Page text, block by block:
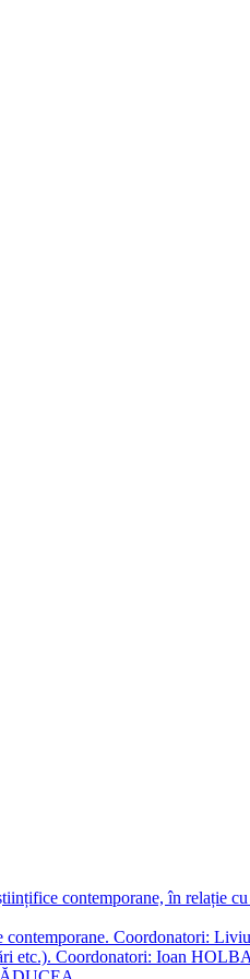
contemporane, în relație
contemporane. Coordonatori:
etc.). Coordonatori: Ioan